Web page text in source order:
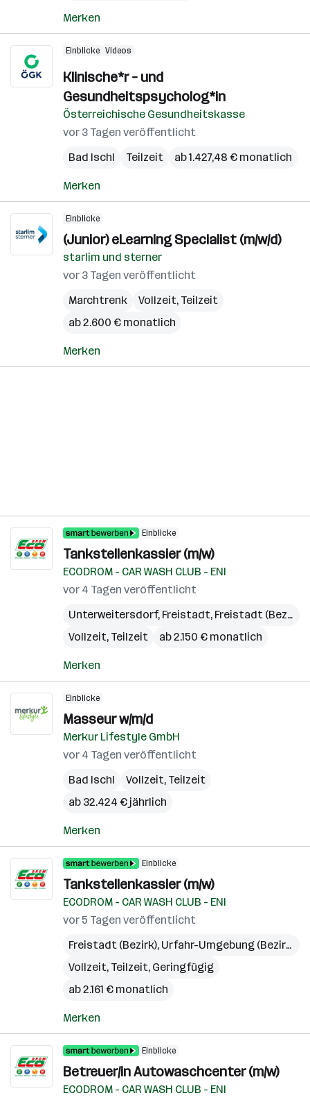
Merken
Einblicke Videos
Klinische*r – und
Gesundheitspsycholog*in
Österreichische Gesundheitskasse
vor 3 Tagen veröffentlicht
Bad Ischl
Teilzeit ab 1.427,48 € monatlich
Merken
Einblicke
(Junior) eLearning Specialist (m/w/d)
starlim und sterner
vor 3 Tagen veröffentlicht
Marchtrenk
Vollzeit, Teilzeit
ab 2.600 € monatlich
Merken
Einblicke
Tankstellenkassier (m/w)
ECODROM - CAR WASH CLUB - ENI
vor 4 Tagen veröffentlicht
Unterweitersdorf, Freistadt, Freistadt (Bezirk)
Vollzeit, Teilzeit
ab 2.150 € monatlich
Merken
Einblicke
Masseur w/m/d
Merkur Lifestyle GmbH
vor 4 Tagen veröffentlicht
Bad Ischl
Vollzeit, Teilzeit
ab 32.424 € jährlich
Merken
Einblicke
Tankstellenkassier (m/w)
ECODROM - CAR WASH CLUB - ENI
vor 5 Tagen veröffentlicht
Freistadt (Bezirk), Urfahr-Umgebung (Bezirk)
Vollzeit, Teilzeit, Geringfügig
ab 2.161 € monatlich
Merken
Einblicke
Betreuer/in Autowaschcenter (m/w)
ECODROM - CAR WASH CLUB - ENI